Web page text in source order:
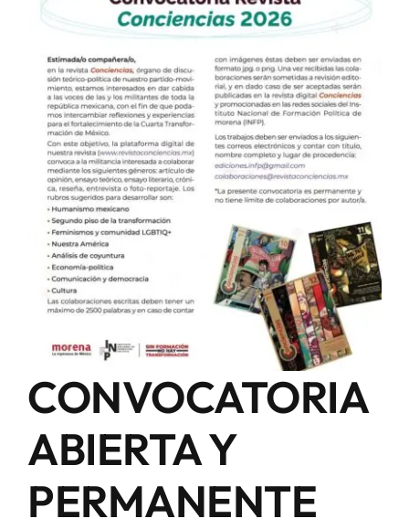
CONVOCATORIA
ABIERTA Y
PERMANENTE